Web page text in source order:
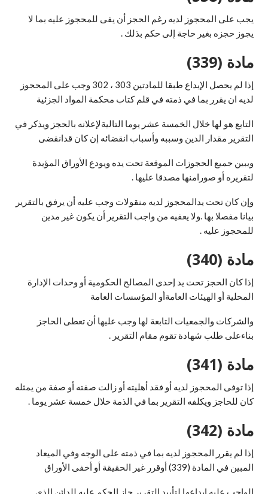
يجب على المحجوز لديه رغم الحجز أن يفى للمحجوز عليه بما لا
يجوز حجزه بغير حاجة إلى حكم بذلك .
مادة (339)
إذا لم يحصل الإيداع طبقا للمادتين 303 ، 302 وجب على المحجوز
لديه ان يقرر بما في ذمته في قلم كتاب محكمة المواد الجزئية
التابع هو لها خلال الخمسة عشر يوما التاليةلإعلانه بالحجز ويذكر في
التقرير مقدار الدين وسببه وأسباب انقضائه إن كان قدانقضى
ويبين جميع الحجوزات الموقعة تحت يده ويودع الأوراق المؤيدة
لتقريره أو صورامنها مصدقا عليها .
وإن كان تحت يدالمحجوز لديه منقولات وجب عليه أن يرفق بالتقرير
بيانا مفصلا بها .ولا يعفيه من واجب التقرير أن يكون غير مدين
للمحجوز عليه .
مادة (340)
إذا كان الحجز تحت يد إحدى المصالح الحكومية أو وحدات الإدارة
المحلية أو الهيئات العامةأو المؤسسات العامة
والشركات والجمعيات التابعة لها وجب عليها أن تعطى الحاجز
بناءعلى طلب شهادة تقوم مقام التقرير .
مادة (341)
إذا توفى المحجوز لديه أو فقد أهليته أو زالت صفته أو صفة من يمثله
كان للحاجز ويكلفه التقرير بما في الذمة خلال خمسة عشر يوما .
مادة (342)
إذا لم يقرر المحجوز لديه بما في ذمته على الوجه وفي الميعاد
المبين في المادة (339) أوقرر غير الحقيقة أو أخفى الأوراق
الواجب عليه إيداعها لتأييد التقرير جاز الحكم عليه للدائن الذي